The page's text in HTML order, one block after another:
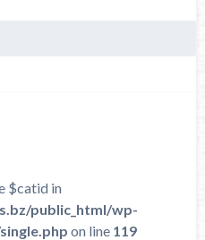
$catid in
public_html/wp-
on line 119